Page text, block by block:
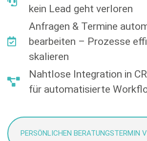
kein Lead geht verloren
Anfragen & Termine
bearbeiten – Prozesse
skalieren
Nahtlose Integration in
für automatisierte
PERSÖNLICHEN BERATUNGSTERMIN